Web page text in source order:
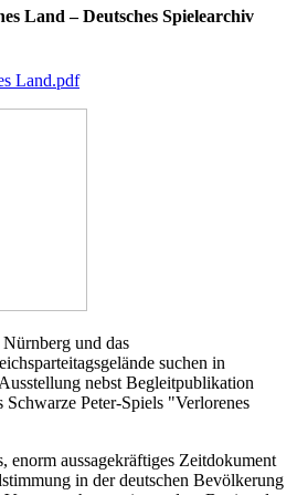
Land – Deutsches Spielearchiv
Land.pdf
und das
suchen in
nebst Begleitpublikation
Schwarze Peter-Spiels "Verlorenes
enorm aussagekräftiges Zeitdokument
in der deutschen Bevölkerung